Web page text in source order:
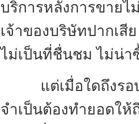
บริการหลังการขาย
เจ้าของบริษัทปากเ
ไม่เป็นที่ชื่นชม ไม่น่า
แต่เมื่อใดถึงรอบ
จำเป็นต้องทำยอดให้